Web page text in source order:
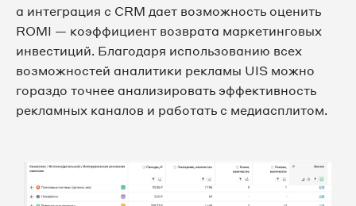
а интеграция с CRM дает возможность оценить
ROMI — коэффициент возврата маркетинговых
инвестиций. Благодаря использованию всех
возможностей аналитики рекламы UIS можно
гораздо точнее анализировать эффективность
рекламных каналов и работать с медиасплитом.